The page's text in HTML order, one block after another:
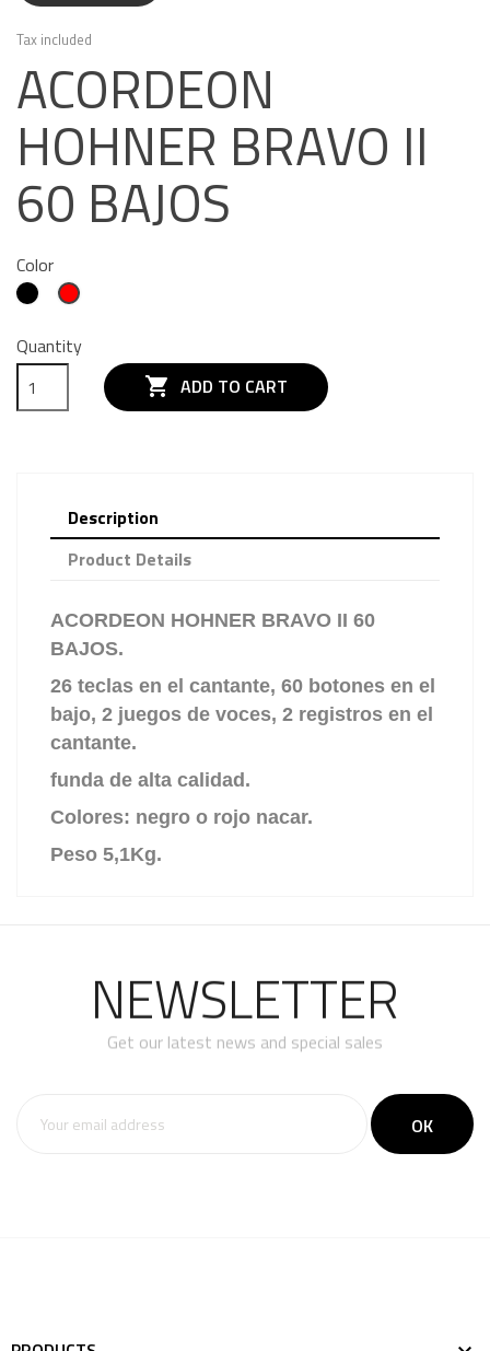
Tax included
ACORDEON
HOHNER BRAVO II
60 BAJOS
Color
Black
Red
Quantity
 ADD TO CART
Description
Product Details
ACORDEON HOHNER BRAVO II 60
BAJOS.
26 teclas en el cantante, 60 botones en el
bajo, 2 juegos de voces, 2 registros en el
cantante.
funda de alta calidad.
Colores: negro o rojo nacar.
Peso 5,1Kg.
NEWSLETTER
Get our latest news and special sales